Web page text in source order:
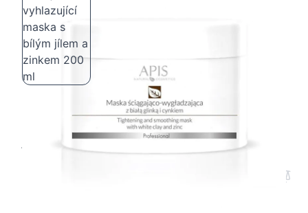
Apis stahující vyhlazující maska s bílým
jílem a zinkem 200 ml